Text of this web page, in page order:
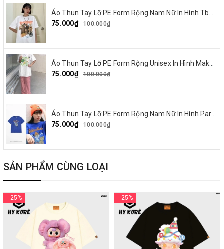
75.000₫
100.000₫
75.000₫
100.000₫
75.000₫
100.000₫
SẢN PHẨM CÙNG LOẠI
- 25% - 25%